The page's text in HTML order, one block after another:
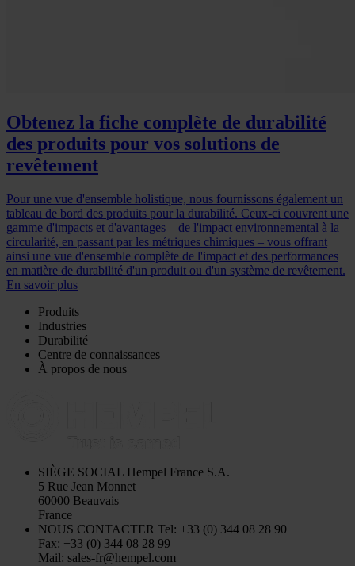
Obtenez la fiche complète de durabilité
des produits pour vos solutions de
revêtement
Pour une vue d'ensemble holistique, nous fournissons également un
tableau de bord des produits pour la durabilité. Ceux-ci couvrent une
gamme d'impacts et d'avantages – de l'impact environnemental à la
circularité, en passant par les métriques chimiques – vous offrant
ainsi une vue d'ensemble complète de l'impact et des performances
en matière de durabilité d'un produit ou d'un système de revêtement.
En savoir plus
Produits
Industries
Durabilité
Centre de connaissances
À propos de nous
SIÈGE SOCIAL Hempel France S.A.
5 Rue Jean Monnet
60000 Beauvais
France
NOUS CONTACTER Tel: +33 (0) 344 08 28 90
Fax: +33 (0) 344 08 28 99
Mail: sales-fr@hempel.com